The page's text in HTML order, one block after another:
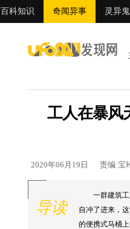
百科知识 奇闻异事 灵异
工人在暴风
2020年06月19日 责编:宝
导读
一群建筑
自冲了进来，
的便携式马桶